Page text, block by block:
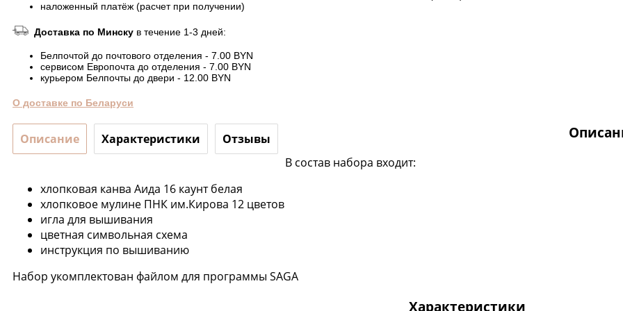
наложенный платёж (расчет при получении)
Доставка по Минску в течение 1-3 дней:
Белпочтой до почтового отделения - 7.00 BYN
сервисом Европочта до отделения - 7.00 BYN
курьером Белпочты до двери - 12.00 BYN
О доставке по Беларуси
Описание Характеристики Отзывы
В состав набора входит:
хлопковая канва Аида 16 каунт белая
хлопковое мулине ПНК им.Кирова 12 цветов
игла для вышивания
цветная символьная схема
инструкция по вышиванию
Набор укомплектован файлом для программы SAGA
Характеристики